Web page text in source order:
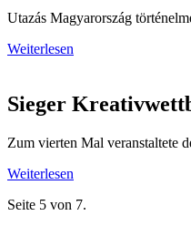
Utazás Magyarország
Weiterlesen
Sieger
Zum vierten Mal veranstaltete
Weiterlesen
Seite 5 von 7.